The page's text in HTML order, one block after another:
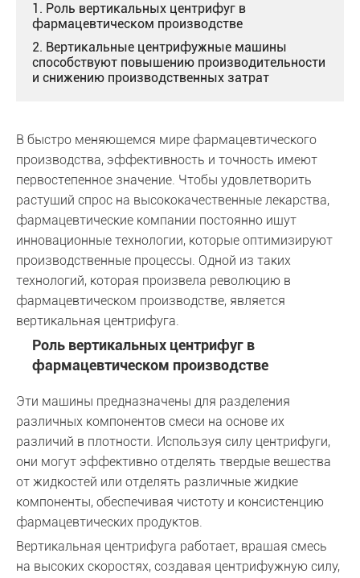
1. Роль вертикальных центрифуг в
фармацевтическом производстве
2. Вертикальные центрифужные машины
способствуют повышению производительности
и снижению производственных затрат
В быстро меняющемся мире фармацевтического
производства, эффективность и точность имеют
первостепенное значение. Чтобы удовлетворить
растущий спрос на высококачественные лекарства,
фармацевтические компании постоянно ищут
инновационные технологии, которые оптимизируют
производственные процессы. Одной из таких
технологий, которая произвела революцию в
фармацевтическом производстве, является
вертикальная центрифуга.
Роль вертикальных центрифуг в
фармацевтическом производстве
Эти машины предназначены для разделения
различных компонентов смеси на основе их
различий в плотности. Используя силу центрифуги,
они могут эффективно отделять твердые вещества
от жидкостей или отделять различные жидкие
компоненты, обеспечивая чистоту и консистенцию
фармацевтических продуктов.
Вертикальная центрифуга работает, вращая смесь
на высоких скоростях, создавая центрифужную силу,